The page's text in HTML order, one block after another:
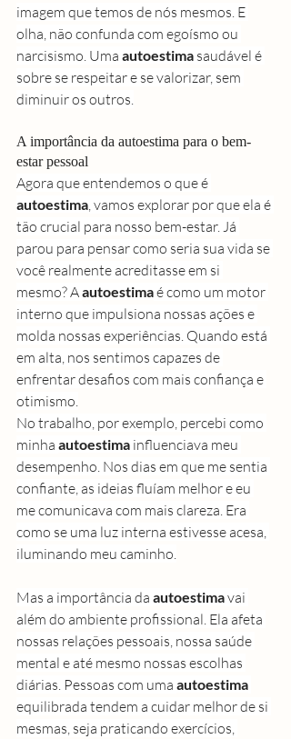
imagem que temos de nós mesmos. E
olha, não confunda com egoísmo ou
narcisismo. Uma autoestima saudável é
sobre se respeitar e se valorizar, sem
diminuir os outros.
A importância da autoestima para o bem-
estar pessoal
Agora que entendemos o que é
autoestima, vamos explorar por que ela é
tão crucial para nosso bem-estar. Já
parou para pensar como seria sua vida se
você realmente acreditasse em si
mesmo? A autoestima é como um motor
interno que impulsiona nossas ações e
molda nossas experiências. Quando está
em alta, nos sentimos capazes de
enfrentar desafios com mais confiança e
otimismo.
No trabalho, por exemplo, percebi como
minha autoestima influenciava meu
desempenho. Nos dias em que me sentia
confiante, as ideias fluíam melhor e eu
me comunicava com mais clareza. Era
como se uma luz interna estivesse acesa,
iluminando meu caminho.
Mas a importância da autoestima vai
além do ambiente profissional. Ela afeta
nossas relações pessoais, nossa saúde
mental e até mesmo nossas escolhas
diárias. Pessoas com uma autoestima
equilibrada tendem a cuidar melhor de si
mesmas, seja praticando exercícios,